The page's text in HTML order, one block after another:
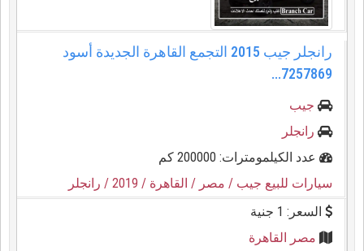
رانجلر جيب 2015 التجمع القاهرة الجديدة أسود
7257869...
جيب
رانجلر
عدد الكيلمومترات: 200000 كم
سيارات للبيع جيب / مصر / القاهرة / 2019
/ رانجلر
السعر: 1 جنية
مصر القاهرة